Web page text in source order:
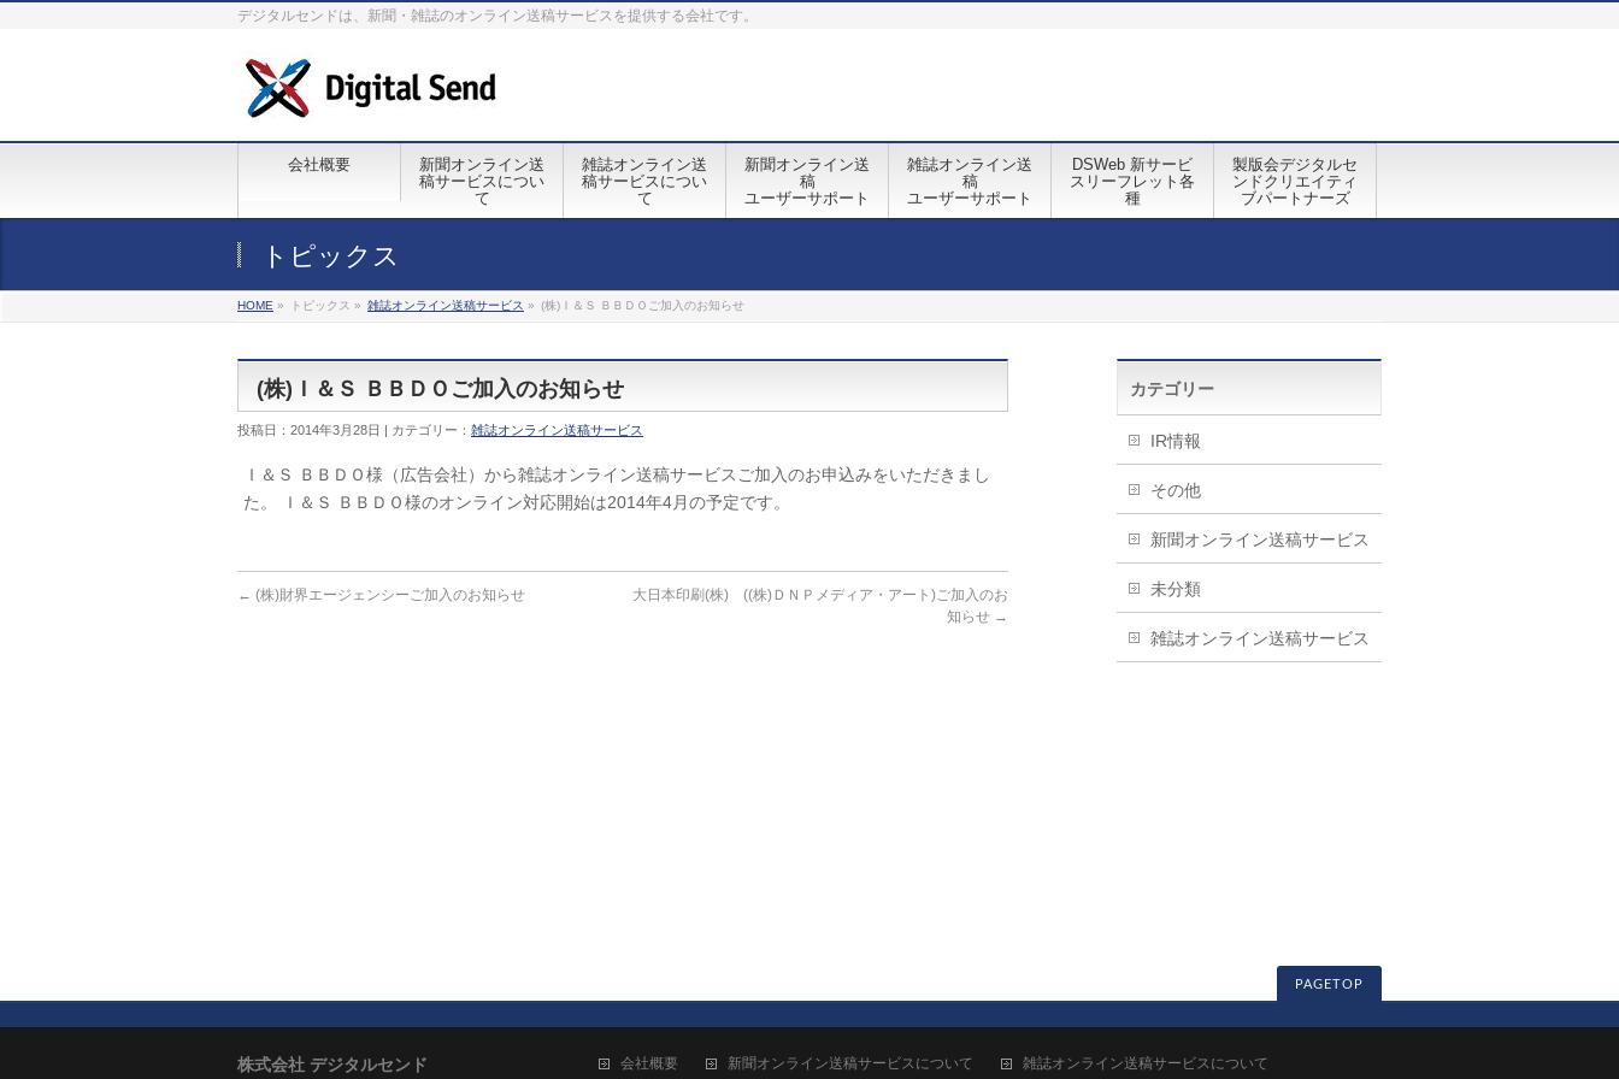
デジタルセンドは、新聞・雑誌のオンライン送稿サービスを提供する会社です。
会社概要
新聞オンライン送
稿サービスについ
て
雑誌オンライン送
稿サービスについ
て
新聞オンライン送
稿
ユーザーサポート
雑誌オンライン送
稿
ユーザーサポート
DSWeb 新サービ
スリーフレット各
種
製版会デジタルセ
ンドクリエイティ
ブパートナーズ
トピックス
HOME » トピックス » 雑誌オンライン送稿サービス » (株)Ｉ＆Ｓ ＢＢＤＯご加入のお知らせ
(株)Ｉ＆Ｓ ＢＢＤＯご加入のお知らせ
投稿日：2014年3月28日 | カテゴリー： 雑誌オンライン送稿サービス
Ｉ＆Ｓ ＢＢＤＯ様（広告会社）から雑誌オンライン送稿サービスご加入のお申込みをいただきまし
た。 Ｉ＆Ｓ ＢＢＤＯ様のオンライン対応開始は2014年4月の予定です。
← (株)財界エージェンシーご加入のお知らせ
大日本印刷(株) ((株)ＤＮＰメディア・アート)ご加入のお
知らせ →
カテゴリー
IR情報
その他
新聞オンライン送稿サービス
未分類
雑誌オンライン送稿サービス
PAGETOP
株式会社 デジタルセンド 会社概要 新聞オンライン送稿サービスについて 雑誌オンライン送稿サービスについて